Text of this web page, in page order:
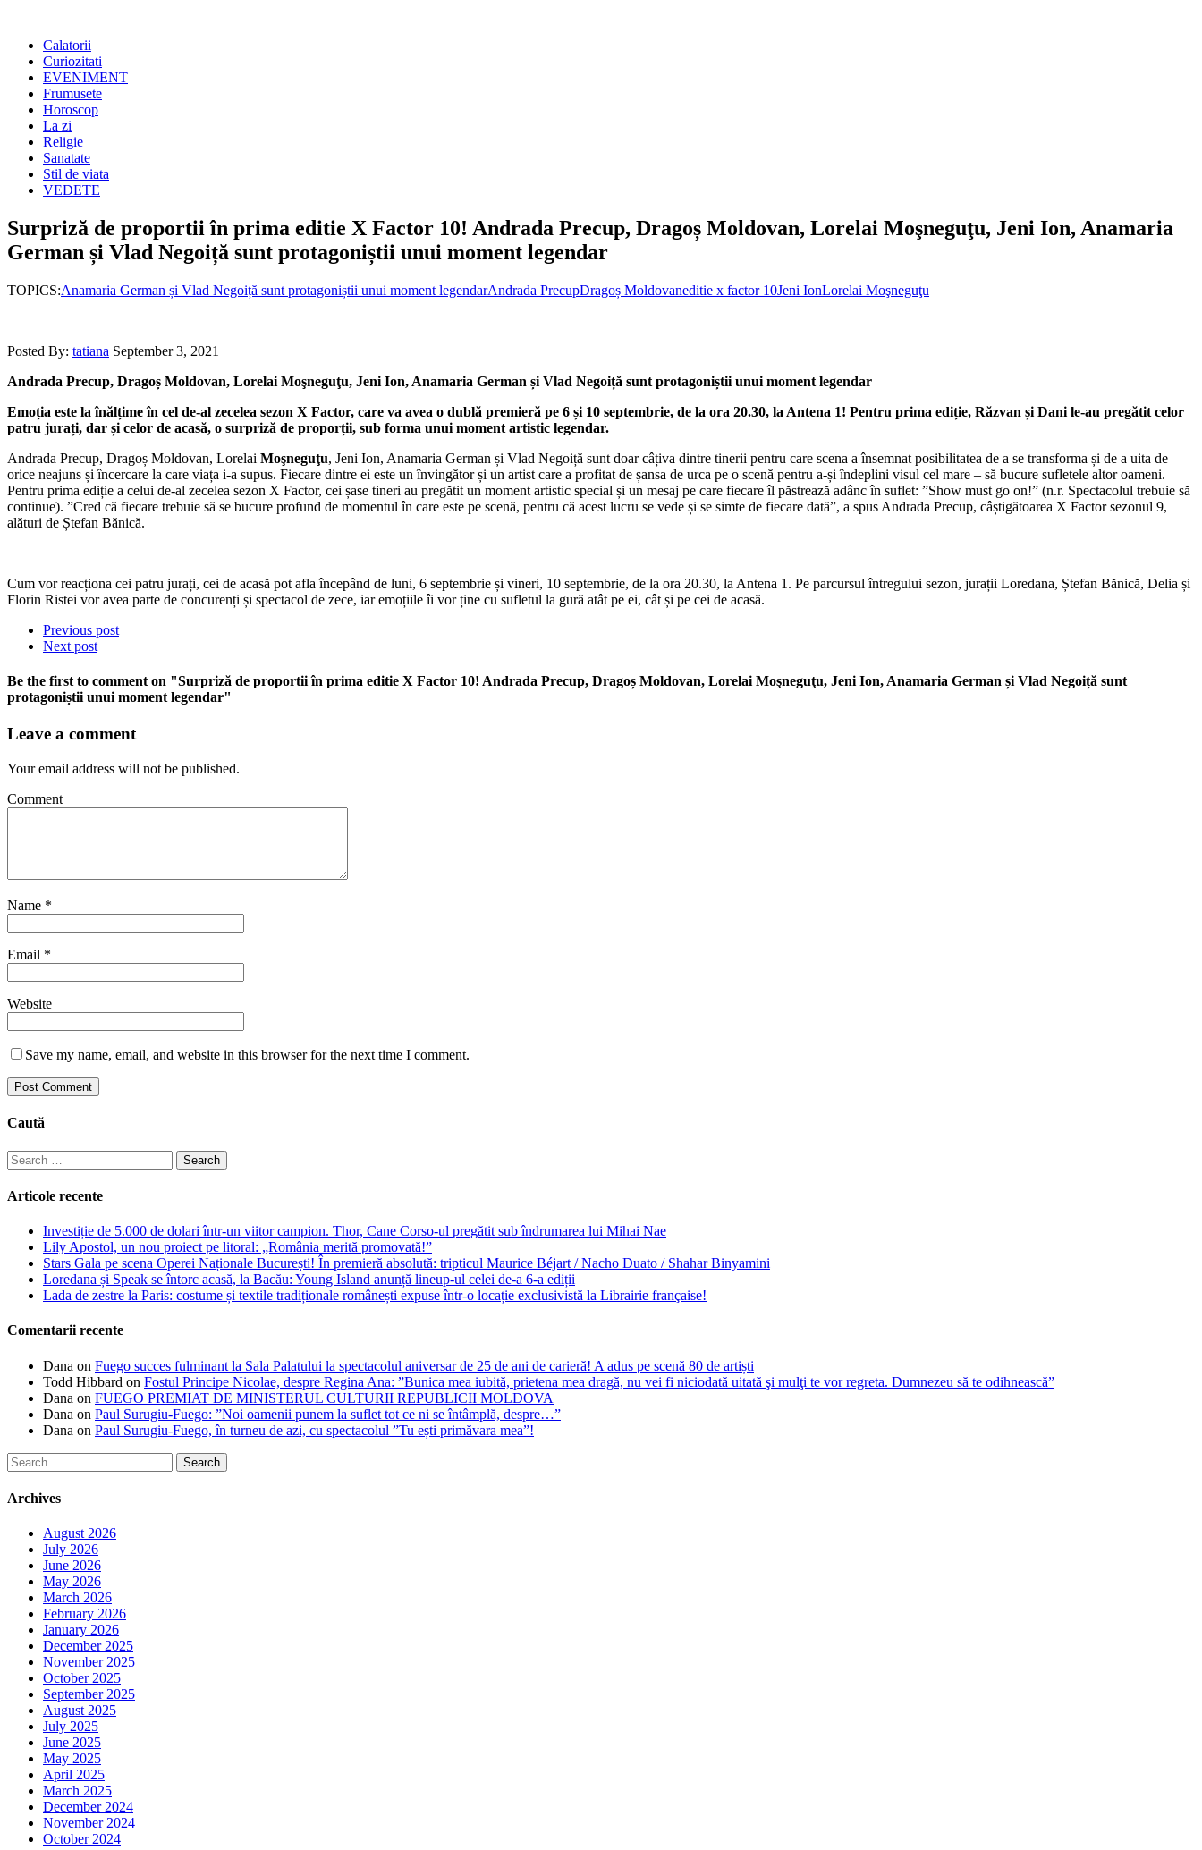
Calatorii
Curiozitati
EVENIMENT
Frumusete
Horoscop
La zi
Religie
Sanatate
Stil de viata
VEDETE
Surpriză de proportii în prima editie X Factor 10! Andrada Precup, Dragoș Moldovan, Lorelai Moşneguţu, Jeni Ion, Anamaria
German și Vlad Negoiță sunt protagoniștii unui moment legendar
TOPICS:Anamaria German și Vlad Negoiță sunt protagoniștii unui moment legendarAndrada PrecupDragoș Moldovaneditie x factor 10Jeni IonLorelai Moşneguţu
Posted By: tatiana September 3, 2021
Andrada Precup, Dragoș Moldovan, Lorelai Moşneguţu, Jeni Ion, Anamaria German și Vlad Negoiță sunt protagoniștii unui moment legendar
Emoția este la înălțime în cel de-al zecelea sezon X Factor, care va avea o dublă premieră pe 6 și 10 septembrie, de la ora 20.30, la Antena 1! Pentru prima ediție, Răzvan și Dani le-au pregătit celor
patru jurați, dar și celor de acasă, o surpriză de proporții, sub forma unui moment artistic legendar.
Andrada Precup, Dragoș Moldovan, Lorelai Moşneguţu, Jeni Ion, Anamaria German și Vlad Negoiță sunt doar câțiva dintre tinerii pentru care scena a însemnat posibilitatea de a se transforma și de a uita de
orice neajuns și încercare la care viața i-a supus. Fiecare dintre ei este un învingător și un artist care a profitat de șansa de urca pe o scenă pentru a-și îndeplini visul cel mare – să bucure sufletele altor oameni.
Pentru prima ediție a celui de-al zecelea sezon X Factor, cei șase tineri au pregătit un moment artistic special și un mesaj pe care fiecare îl păstrează adânc în suflet: ”Show must go on!” (n.r. Spectacolul trebuie să
continue). ”Cred că fiecare trebuie să se bucure profund de momentul în care este pe scenă, pentru că acest lucru se vede și se simte de fiecare dată”, a spus Andrada Precup, câștigătoarea X Factor sezonul 9,
alături de Ștefan Bănică.
Cum vor reacționa cei patru jurați, cei de acasă pot afla începând de luni, 6 septembrie și vineri, 10 septembrie, de la ora 20.30, la Antena 1. Pe parcursul întregului sezon, jurații Loredana, Ștefan Bănică, Delia și
Florin Ristei vor avea parte de concurenți și spectacol de zece, iar emoțiile îi vor ține cu sufletul la gură atât pe ei, cât și pe cei de acasă.
Previous post
Next post
Be the first to comment on "Surpriză de proportii în prima editie X Factor 10! Andrada Precup, Dragoș Moldovan, Lorelai Moşneguţu, Jeni Ion, Anamaria German și Vlad Negoiță sunt
protagoniștii unui moment legendar"
Leave a comment
Your email address will not be published.
Comment
Name *
Email *
Website
Save my name, email, and website in this browser for the next time I comment.
Caută
Search
for:
Articole recente
Investiție de 5.000 de dolari într-un viitor campion. Thor, Cane Corso-ul pregătit sub îndrumarea lui Mihai Nae
Lily Apostol, un nou proiect pe litoral: „România merită promovată!”
Stars Gala pe scena Operei Naționale București! În premieră absolută: tripticul Maurice Béjart / Nacho Duato / Shahar Binyamini
Loredana și Speak se întorc acasă, la Bacău: Young Island anunță lineup-ul celei de-a 6-a ediții
Lada de zestre la Paris: costume și textile tradiționale românești expuse într-o locație exclusivistă la Librairie française!
Comentarii recente
Dana on Fuego succes fulminant la Sala Palatului la spectacolul aniversar de 25 de ani de carieră! A adus pe scenă 80 de artiști
Todd Hibbard on Fostul Principe Nicolae, despre Regina Ana: ”Bunica mea iubită, prietena mea dragă, nu vei fi niciodată uitată şi mulţi te vor regreta. Dumnezeu să te odihnească”
Dana on FUEGO PREMIAT DE MINISTERUL CULTURII REPUBLICII MOLDOVA
Dana on Paul Surugiu-Fuego: ”Noi oamenii punem la suflet tot ce ni se întâmplă, despre…”
Dana on Paul Surugiu-Fuego, în turneu de azi, cu spectacolul ”Tu ești primăvara mea”!
Search
for:
Archives
August 2026
July 2026
June 2026
May 2026
March 2026
February 2026
January 2026
December 2025
November 2025
October 2025
September 2025
August 2025
July 2025
June 2025
May 2025
April 2025
March 2025
December 2024
November 2024
October 2024